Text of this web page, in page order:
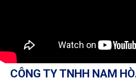
CÔNG TY TNHH NAM